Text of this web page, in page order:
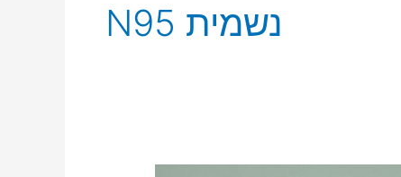
נשמית N95